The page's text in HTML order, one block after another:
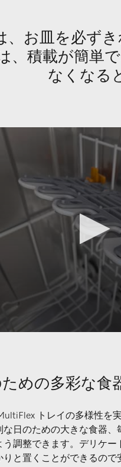
、お皿を必ず
、積載が簡単
なくなる
めの多彩な食
トレイの多様性を
な日のための大きな食器
う調整できます。デリケ
と置くことができるので